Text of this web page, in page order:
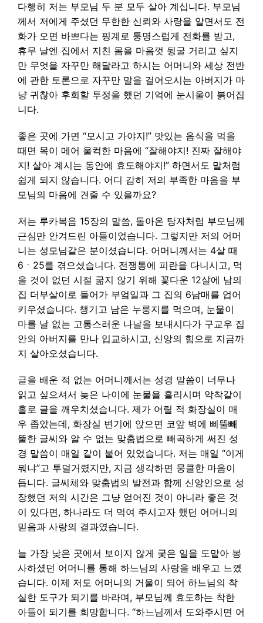
다행히 저는 부모님 두 분 모두 살아 계십니다. 부모님
께서 저에게 주셨던 무한한 신뢰와 사랑을 알면서도 전
화가 오면 바쁘다는 핑계로 퉁명스럽게 전화를 받고,
휴무 날엔 집에서 지친 몸을 마음껏 뒹굴 거리고 싶지
만 무엇을 자꾸만 해달라고 하시는 어머니와 세상 전반
에 관한 토론으로 자꾸만 말을 걸어오시는 아버지가 마
냥 귀찮아 후회할 투정을 했던 기억에 눈시울이 붉어집
니다.
좋은 곳에 가면 “모시고 가야지!” 맛있는 음식을 먹을
때면 목이 메어 울컥한 마음에 “잘해야지! 진짜 잘해야
지! 살아 계시는 동안에 효도해야지!” 하면서도 말처럼
쉽게 되지 않습니다. 어디 감히 저의 부족한 마음을 부
모님의 마음에 견줄 수 있을까요?
저는 루카복음 15장의 말씀, 돌아온 탕자처럼 부모님께
근심만 안겨드린 아들이었습니다. 그렇지만 저의 어머
니는 성모님같은 분이셨습니다. 어머니께서는 4살 때
6ㆍ25를 겪으셨습니다. 전쟁통에 피란을 다니시고, 먹
을 것이 없던 시절 굶지 않기 위해 꽃다운 12살에 남의
집 더부살이로 들어가 부엌일과 그 집의 6남매를 업어
키우셨습니다. 챙기고 남은 누룽지를 먹으며, 눈물이
마를 날 없는 고통스러운 나날을 보내시다가 구교우 집
안의 아버지를 만나 입교하시고, 신앙의 힘으로 지금까
지 살아오셨습니다.
글을 배운 적 없는 어머니께서는 성경 말씀이 너무나
읽고 싶으셔서 늦은 나이에 눈물을 흘리시며 악착같이
홀로 글을 깨우치셨습니다. 제가 어릴 적 화장실이 매
우 좁았는데, 화장실 변기에 앉으면 코앞 벽에 삐뚤빼
뚤한 글씨와 알 수 없는 맞춤법으로 빼곡하게 써진 성
경 말씀이 매일 같이 붙어 있었습니다. 저는 매일 “이게
뭐냐”고 투덜거렸지만, 지금 생각하면 뭉클한 마음이
듭니다. 글씨체와 맞춤법의 발전과 함께 신앙인으로 성
장했던 저의 시간은 그냥 얻어진 것이 아니라 좋은 것
이 있다면, 하나라도 더 먹여 주시고자 했던 어머니의
믿음과 사랑의 결과였습니다.
늘 가장 낮은 곳에서 보이지 않게 궂은 일을 도맡아 봉
사하셨던 어머니를 통해 하느님의 사랑을 배우고 느꼈
습니다. 이제 저도 어머니의 거울이 되어 하느님의 착
실한 도구가 되기를 바라며, 부모님께 효도하는 착한
아들이 되기를 희망합니다. “하느님께서 도와주시면 어